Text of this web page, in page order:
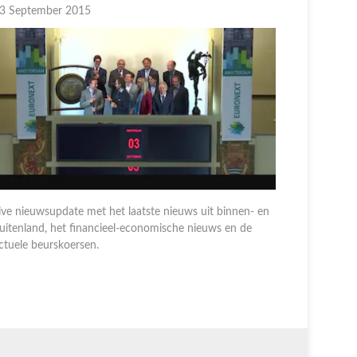
September 2015
nieuwsupdate met het laatste nieuws uit binnen- en
het financieel-economische nieuws en de
beurskoersen.